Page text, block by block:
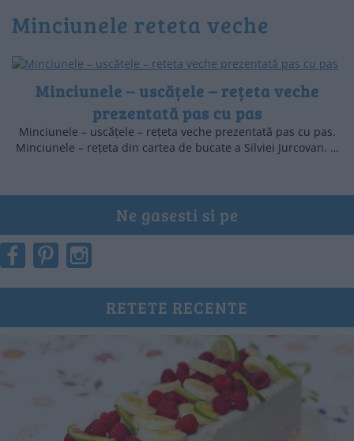
minciunele reteta veche
Minciunele – uscățele – rețeta veche
prezentată pas cu pas
Minciunele – uscățele – rețeta veche prezentată pas cu pas.
Minciunele – rețeta din cartea de bucate a Silviei Jurcovan. …
Ne gasesti si pe
RETETE RECENTE